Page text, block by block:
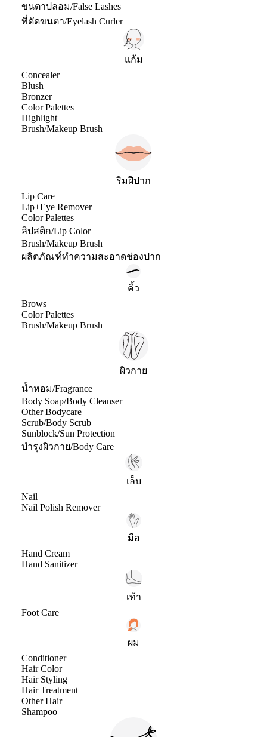
ขนตาปลอม/False Lashes
ที่ดัดขนตา/Eyelash Curler
แก้ม
Concealer
Blush
Bronzer
Color Palettes
Highlight
Brush/Makeup Brush
ริมฝีปาก
Lip Care
Lip+Eye Remover
Color Palettes
ลิปสติก/Lip Color
Brush/Makeup Brush
ผลิตภัณฑ์ทำความสะอาดช่องปาก
คิ้ว
Brows
Color Palettes
Brush/Makeup Brush
ผิวกาย
น้ำหอม/Fragrance
Body Soap/Body Cleanser
Other Bodycare
Scrub/Body Scrub
Sunblock/Sun Protection
บำรุงผิวกาย/Body Care
เล็บ
Nail
Nail Polish Remover
มือ
Hand Cream
Hand Sanitizer
เท้า
Foot Care
ผม
Conditioner
Hair Color
Hair Styling
Hair Treatment
Other Hair
Shampoo